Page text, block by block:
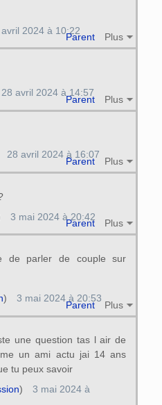
Parent Plus
2024 à 10:22
Parent Plus
28 avril 2024 à 14:57
Parent Plus
28 avril 2024 à 16:07
Parent Plus
3 mai 2024 à 20:42
de parler de couple sur
Parent Plus
) 3 mai 2024 à 20:53
une question tas l air de
un ami actu jai 14 ans
tu peux savoir
)
3 mai 2024 à